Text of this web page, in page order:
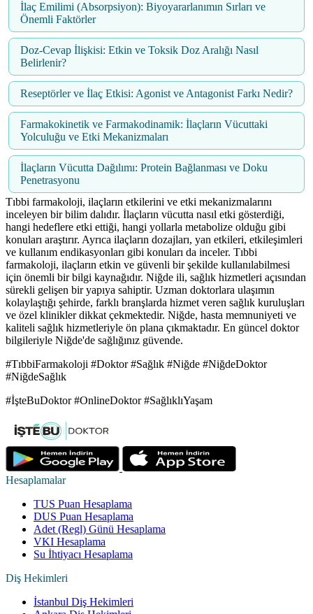
İlaç Emilimi (Absorpsiyon): Biyoyararlanımın Sırları ve
Önemli Faktörler
Doz-Cevap İlişkisi: Etkin ve Toksik Doz Aralığı Nasıl
Belirlenir?
Reseptörler ve İlaç Etkisi: Agonist ve Antagonist Farkı Nedir?
Farmakokinetik ve Farmakodinamik: İlaçların Vücuttaki
Yolculuğu ve Etki Mekanizmaları
İlaçların Vücutta Dağılımı: Protein Bağlanması ve Doku
Penetrasyonu
Tıbbi farmakoloji, ilaçların etkilerini ve etki mekanizmalarını
inceleyen bir bilim dalıdır. İlaçların vücutta nasıl etki gösterdiği,
hangi hedeflere etki ettiği, hangi yollarla metabolize olduğu gibi
konuları araştırır. Ayrıca ilaçların dozajları, yan etkileri, etkileşimleri
ve kullanım endikasyonları gibi konuları da inceler. Tıbbi
farmakoloji, ilaçların etkin ve güvenli bir şekilde kullanılabilmesi
için önemli bir bilgi kaynağıdır. Niğde ili, sağlık hizmetleri açısından
sürekli gelişen bir yapıya sahiptir. Uzman doktorlara ulaşımın
kolaylaştığı şehirde, farklı branşlarda hizmet veren sağlık kuruluşları
ve özel klinikler dikkat çekmektedir. Niğde, hasta memnuniyeti ve
kaliteli sağlık hizmetleriyle ön plana çıkmaktadır. En güncel doktor
bilgileriyle Niğde'de sağlığınız güvende.
#TıbbiFarmakoloji #Doktor #Sağlık #Niğde #NiğdeDoktor
#NiğdeSağlık
#İşteBuDoktor #OnlineDoktor #SağlıklıYaşam
Hesaplamalar
TUS Puan Hesaplama
DUS Puan Hesaplama
Adet (Regl) Günü Hesaplama
VKI Hesaplama
Su İhtiyacı Hesaplama
Diş Hekimleri
İstanbul Diş Hekimleri